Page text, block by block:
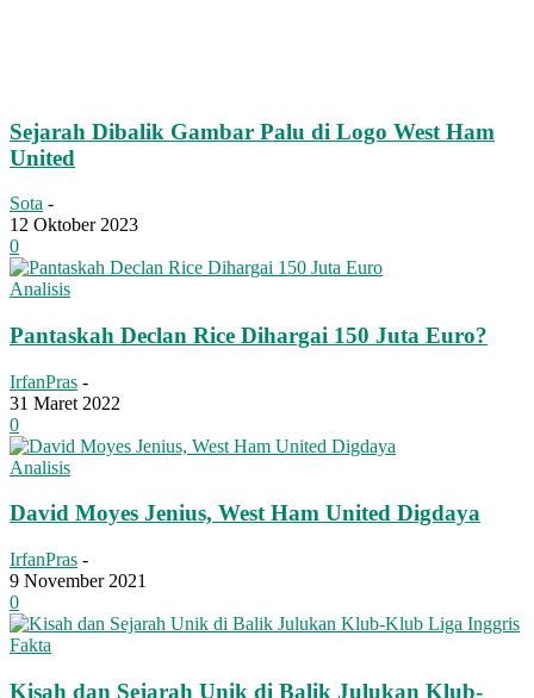
Sejarah Dibalik Gambar Palu di Logo West Ham
United
Sota -
12 Oktober 2023
0
Analisis
Pantaskah Declan Rice Dihargai 150 Juta Euro?
IrfanPras -
31 Maret 2022
0
Analisis
David Moyes Jenius, West Ham United Digdaya
IrfanPras -
9 November 2021
0
Fakta
Kisah dan Sejarah Unik di Balik Julukan Klub-